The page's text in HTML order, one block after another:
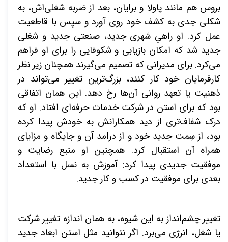
بروس هم مانند پاولا و برایان، بعد از ضربه شغلی‌اش، به
شکلی جدی به کشف خود روی آورد و سپس با قاطعیت
عمل کرد. او راهیِ شهری جدید، صنعتی جدید و شغلی
جدید شد که امکان بازیابی و شکوفایی را برای او فراهم
می‌کرد. برای مدیرانی که تصمیم می‌گیرند همچنان زیر نظر
کارفرمایان خود کار کنند، بزرگ‌ترین تغییر می‌تواند در
ذهنیت یا تعهد روانی آن‌ها رخ دهد. این همان اتفاقی
بود که برای استن در شرکت خدمات حرفه‌ای افتاد. او که
درک شفاف‌تری از دید همکارانش به خودش پیدا کرده
بود، از سِمت جدید خود و از درامد آن و جایگاه و مزایای
همراه آن استقبال کرد. همچنین او منبع رضایت و
موفقیت جدیدی پیدا کرد: آموزش به نسل با استعداد
بعدی برای موفقیت در کسب و کار جدید.
تغییر چشم‌انداز به این شیوه، به همان اندازه تغییر شرکت
یا شغل، انرژی می‌برد. اگر نتوانید مثل استن ابعاد جدید